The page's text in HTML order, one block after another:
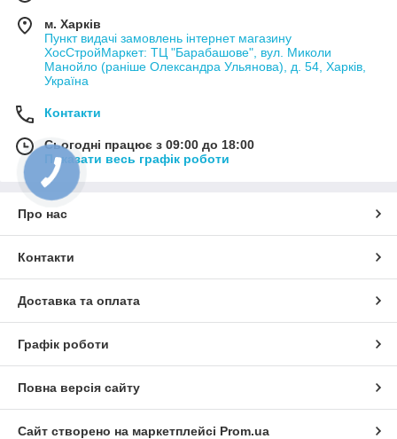
м. Харків
Пункт видачі замовлень інтернет магазину
ХосСтройМаркет: ТЦ "Барабашове", вул. Миколи
Манойло (раніше Олександра Ульянова), д. 54, Харків,
Україна
Контакти
Сьогодні працює з 09:00 до 18:00
Показати весь графік роботи
Про нас
Контакти
Доставка та оплата
Графік роботи
Повна версія сайту
Сайт створено на маркетплейсі Prom.ua